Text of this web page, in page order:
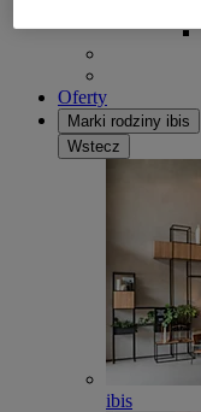
Oferty
Marki rodziny ibis
Wstecz
ibis